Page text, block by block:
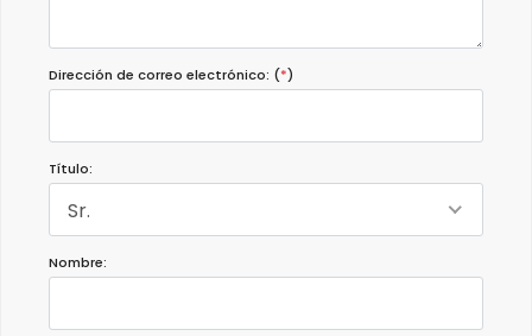
Dirección de correo electrónico: (*)
Título:
Sr.
Nombre: